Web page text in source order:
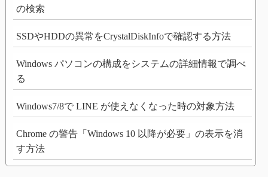
の検索
SSDやHDDの異常をCrystalDiskInfoで確認する方法
Windows パソコンの構成をシステムの詳細情報で調べ
る
Windows7/8で LINE が使えなくなった時の対象方法
Chrome の警告「Windows 10 以降が必要」の表示を消
す方法